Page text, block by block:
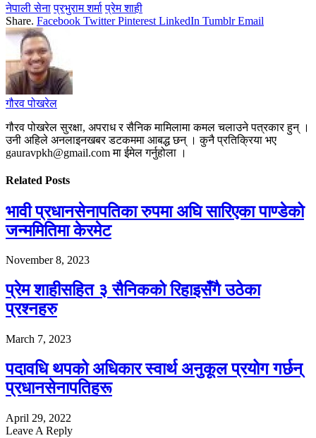
नेपाली सेना प्रभुराम शर्मा प्रेम शाही
Share. Facebook Twitter Pinterest LinkedIn Tumblr Email
गौरव पोखरेल
गौरव पोखरेल सुरक्षा, अपराध र सैनिक मामिलामा कमल चलाउने पत्रकार हुन् ।
उनी अहिले अनलाइनखबर डटकममा आबद्ध छन् । कुनै प्रतिक्रिया भए
gauravpkh@gmail.com मा ईमेल गर्नुहोला ।
Related Posts
भावी प्रधानसेनापतिका रुपमा अघि सारिएका पाण्डेको
जन्ममितिमा केरमेट
November 8, 2023
प्रेम शाहीसहित ३ सैनिकको रिहाइसँगै उठेका
प्रश्नहरु
March 7, 2023
पदावधि थपको अधिकार स्वार्थ अनुकूल प्रयोग गर्छन्
प्रधानसेनापतिहरू
April 29, 2022
Leave A Reply